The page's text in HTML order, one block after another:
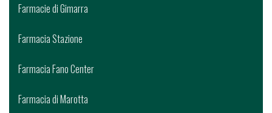
Farmacie di Gimarra
Farmacia Stazione
Farmacia Fano Center
Farmacia di Marotta